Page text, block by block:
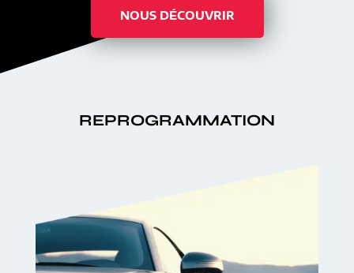
NOUS DÉCOUVRIR
REPROGRAMMATION